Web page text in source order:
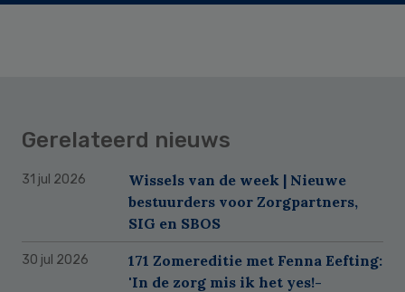
Gerelateerd nieuws
31 jul 2026
Wissels van de week | Nieuwe
bestuurders voor Zorgpartners,
SIG en SBOS
30 jul 2026
171 Zomereditie met Fenna Eefting:
'In de zorg mis ik het yes!-